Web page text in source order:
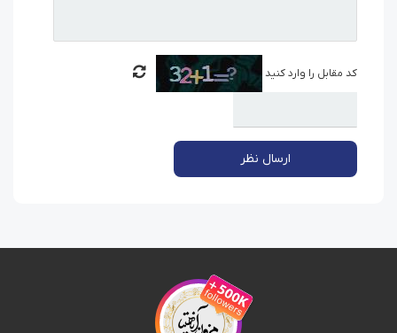
کد مقابل را وارد کنید
ارسال نظر